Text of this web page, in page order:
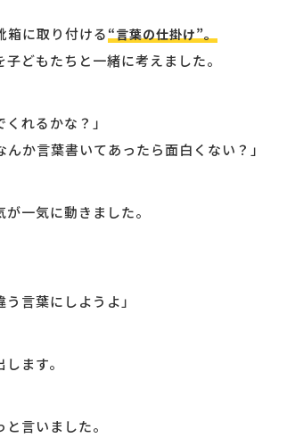
箱に取り付ける“言葉の仕掛け”。
どもたちと一緒に考えました。
れるかな？」
んか言葉書いてあったら面白くない？」
一気に動きました。
う言葉にしようよ」
ます。
言いました。